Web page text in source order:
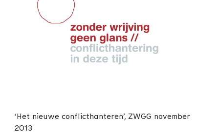
‘Het nieuwe conflicthanteren’, ZWGG november
2013